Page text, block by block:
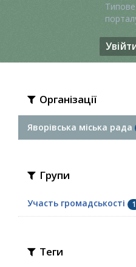
Організації
Яворівська міська рада
Групи
Участь громадськості 1
Теги